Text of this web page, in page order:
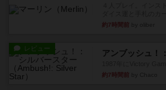
約7時間前
レビュー アンブッシュ！
約7時間前